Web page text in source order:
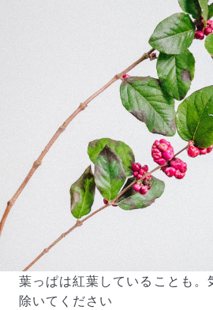
商品ページに掲載している写真は
品を撮影したものです。お花は生
も色味やサイズ・咲き方に個体差
だけ写真のイメージに近いものを
の目でチェックをしています。
葉っぱは紅葉していることも。
除いてください